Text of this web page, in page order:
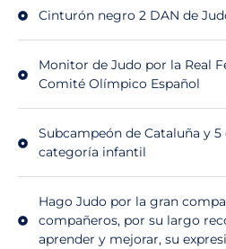
Cinturón negro 2 DAN de
Monitor de Judo por la Real
Comité Olímpico Español
Subcampeón de Cataluña y 5
categoría infantil
Hago Judo por la gran
compañeros, por su largo
aprender y mejorar, su